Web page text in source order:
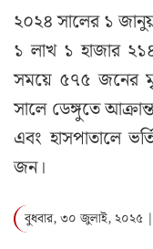
২০২৪ সালের ১
১ লাখ ১ হাজার
সময়ে ৫৭৫ জনের
সালে ডেঙ্গুতে
এবং হাসপাতালে
জন।
বুধবার, ৩০ জুলাই, ২০২৫